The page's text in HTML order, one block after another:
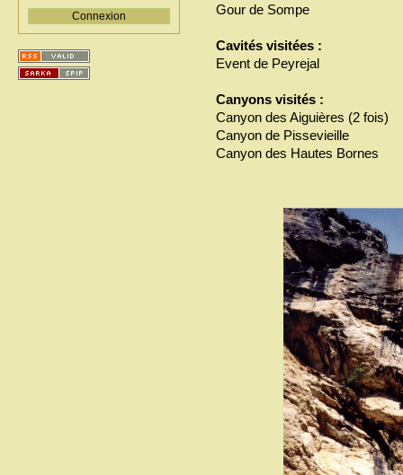
Gour de Sompe
Cavités visitées :
Event de Peyrejal
Canyons visités :
Canyon des Aiguières (2 fois)
Canyon de Pissevieille
Canyon des Hautes Bornes
Connexion